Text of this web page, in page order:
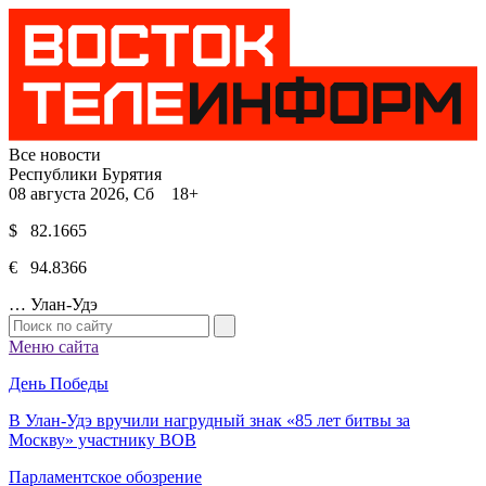
Все новости
Республики Бурятия
08 августа 2026, Сб 18+
$ 82.1665
€ 94.8366
… Улан-Удэ
Меню сайта
День Победы
В Улан-Удэ вручили нагрудный знак «85 лет битвы за
Москву» участнику ВОВ
Парламентское обозрение